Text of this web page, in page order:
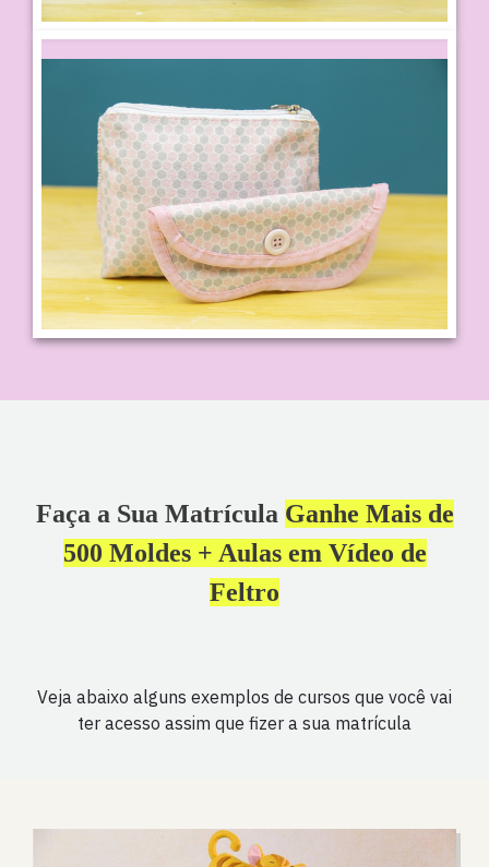
Faça a Sua Matrícula Ganhe Mais de
500 Moldes + Aulas em Vídeo de
Feltro
Veja abaixo alguns exemplos de cursos que você vai
ter acesso assim que fizer a sua matrícula